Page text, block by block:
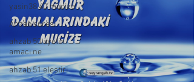
yasin38 40 mucize
Ahzab suresi
ahzab 50 ayetin
amacı ne
ahzab 51 eleştiri